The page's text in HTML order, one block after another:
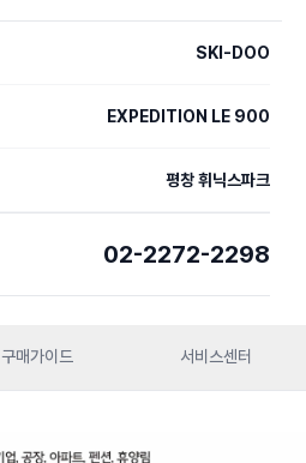
SKI-DOO
EXPEDITION LE 900
평창 휘닉스파크
02-2272-2298
구매가이드 서비스센터